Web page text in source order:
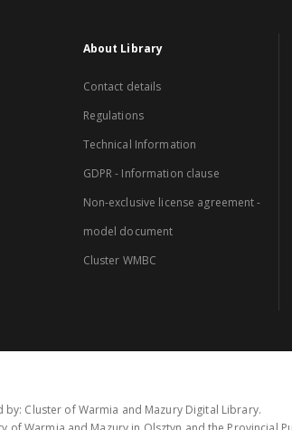
About Library
Contact details
Regulations
Technical Information
GDPR - Information clause
Non-exclusive license agreement -
model document
Cluster WMBC
by: Cluster of Warmia and Mazury Digital Library.